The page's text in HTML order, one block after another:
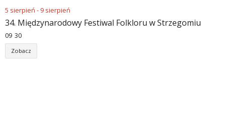
5 sierpień - 9 sierpień
34. Międzynarodowy Festiwal Folkloru w Strzegomiu
09 30
Zobacz